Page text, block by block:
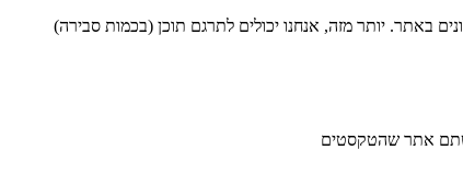
באתר. יותר מזה, אנחנו יכולים לתרגם תוכן (בכמות סבירה)
אתר שהטקסטים